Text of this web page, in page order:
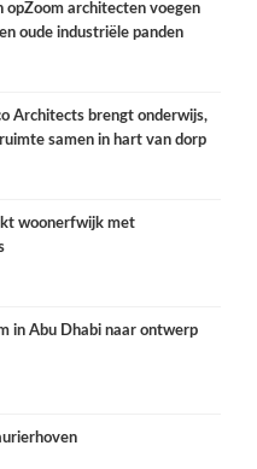
opZoom architecten voegen
oude industriële panden
Architects brengt onderwijs,
samen in hart van dorp
woonerfwijk met
in Abu Dhabi naar ontwerp